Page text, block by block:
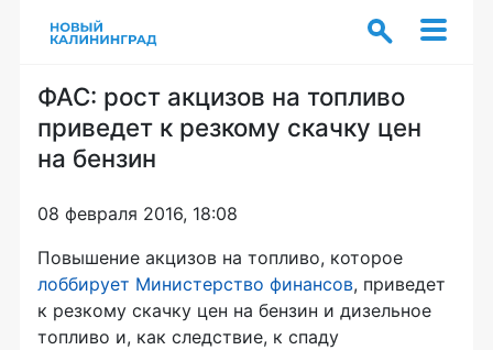
ФАС: рост акцизов на топливо
приведет к резкому скачку цен
на бензин
08 февраля 2016, 18:08
Повышение акцизов на топливо, которое
лоббирует Министерство финансов, приведет
к резкому скачку цен на бензин и дизельное
топливо и, как следствие, к спаду